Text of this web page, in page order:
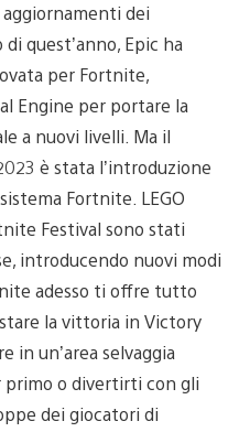
dei
quest’anno, Epic ha
per Fortnite,
Engine per portare la
a nuovi livelli. Ma il
è stata l’introduzione
Fortnite. LEGO
Festival sono stati
introducendo nuovi modi
adesso ti offre tutto
la vittoria in Victory
in un’area selvaggia
primo o divertirti con gli
dei giocatori di